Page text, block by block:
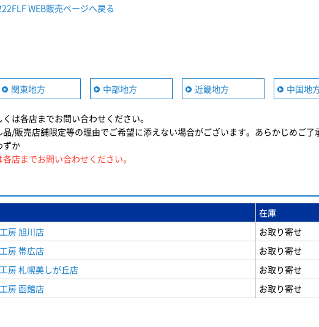
WEB販売ページへ戻る
関東地方 中部地方 近畿地方 中国地
は各店までお問い合わせください。
/販売店舗限定等の理由でご希望に添えない場合がございます。あらかじめご了
ずか
店までお問い合わせください。
在庫
房 旭川店
お取り寄せ
房 帯広店
お取り寄せ
房 札幌美しが丘店
お取り寄せ
房 函館店 お取り寄せ